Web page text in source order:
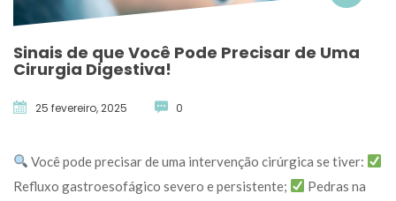
Sinais de que Você Pode Precisar de Uma
Cirurgia Digestiva!
25 fevereiro, 2025 0
Você pode precisar de uma intervenção cirúrgica se tiver:
Refluxo gastroesofágico severo e persistente;
Pedras na